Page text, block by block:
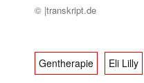
© |transkript.de
Gentherapie Eli Lilly